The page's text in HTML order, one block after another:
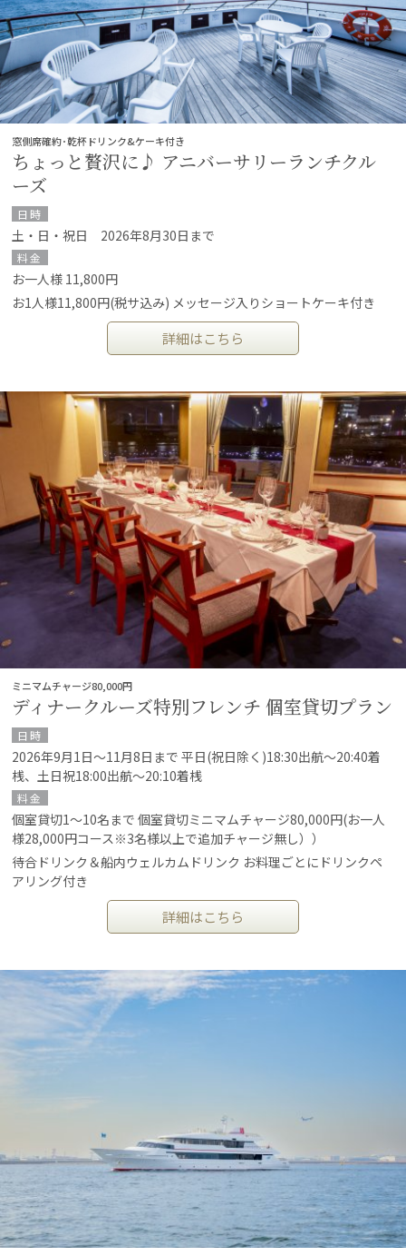
窓側席確約･乾杯ドリンク&ケーキ付き
ちょっと贅沢に♪ アニバーサリーランチクル
ーズ
日時
土・日・祝日 2026年8月30日まで
料金
お一人様 11,800円
お1人様11,800円(税サ込み) メッセージ入りショートケーキ付き
詳細はこちら
ミニマムチャージ80,000円
ディナークルーズ特別フレンチ 個室貸切プラン
日時
2026年9月1日～11月8日まで 平日(祝日除く)18:30出航～20:40着
桟、土日祝18:00出航～20:10着桟
料金
個室貸切1～10名まで 個室貸切ミニマムチャージ80,000円(お一人
様28,000円コース※3名様以上で追加チャージ無し））
待合ドリンク＆船内ウェルカムドリンク お料理ごとにドリンクペ
アリング付き
詳細はこちら